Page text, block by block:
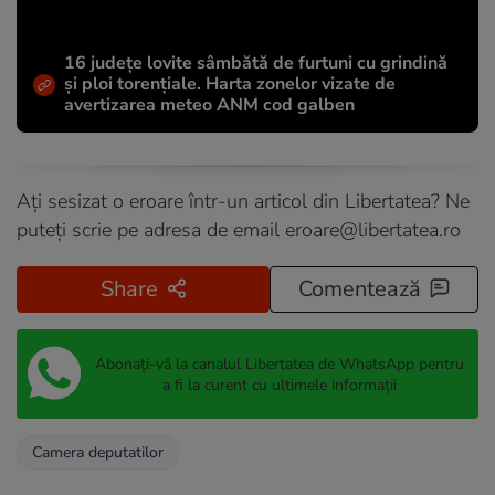
16 județe lovite sâmbătă de furtuni cu grindină
și ploi torențiale. Harta zonelor vizate de
avertizarea meteo ANM cod galben
Ați sesizat o eroare într-un articol din Libertatea? Ne
puteți scrie pe adresa de email eroare@libertatea.ro
Share Comentează
Abonați-vă la canalul Libertatea de WhatsApp pentru
a fi la curent cu ultimele informații
Camera deputatilor